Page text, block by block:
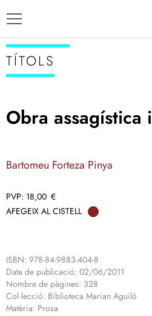
ENSENYAMENT CATALÀ
TÍTOLS
Obra assagística
Bartomeu Forteza Pinya
18,00 €
AFEGEIX AL CISTELL
ISBN: 978-84-9883-404-8
Data de publicació: 02/06/2011
Nombre de pàgines: 328
Col·lecció: Biblioteca Marian Aguiló
Matèria: Prosa